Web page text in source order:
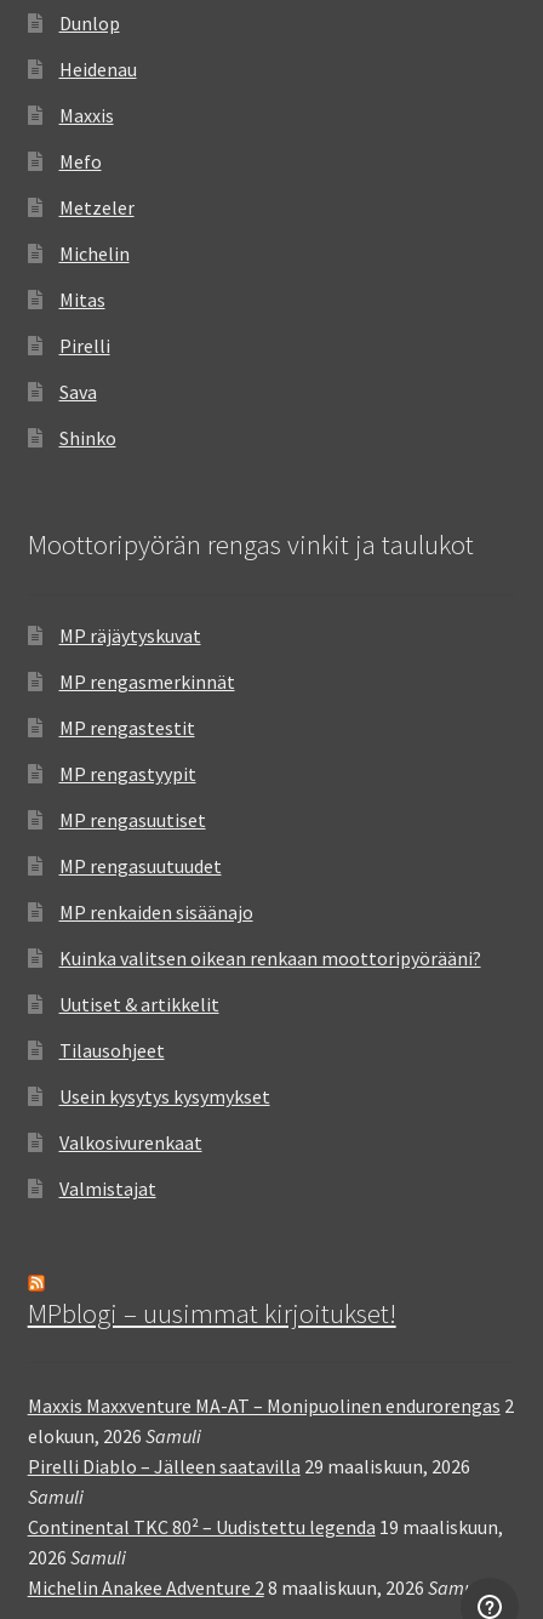
Dunlop
Heidenau
Maxxis
Mefo
Metzeler
Michelin
Mitas
Pirelli
Sava
Shinko
Moottoripyörän rengas vinkit ja taulukot
MP räjäytyskuvat
MP rengasmerkinnät
MP rengastestit
MP rengastyypit
MP rengasuutiset
MP rengasuutuudet
MP renkaiden sisäänajo
Kuinka valitsen oikean renkaan moottoripyörääni?
Uutiset & artikkelit
Tilausohjeet
Usein kysytys kysymykset
Valkosivurenkaat
Valmistajat
MPblogi – uusimmat kirjoitukset!
Maxxis Maxxventure MA-AT – Monipuolinen endurorengas 2
elokuun, 2026 Samuli
Pirelli Diablo – Jälleen saatavilla 29 maaliskuun, 2026
Samuli
Continental TKC 80² – Uudistettu legenda 19 maaliskuun,
2026 Samuli
Michelin Anakee Adventure 2 8 maaliskuun, 2026 Samuli